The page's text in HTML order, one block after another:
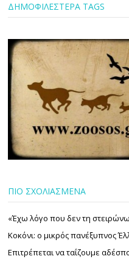
ΔΗΜΟΦΙΛΕΣΤΕΡΑ TAGS
ΠΙΟ ΣΧΟΛΙΑΣΜΕΝΑ
«Έχω λόγο που δεν τη
Κοκόνι: ο μικρός πανέξυπνος
Επιτρέπεται να ταΐζουµε